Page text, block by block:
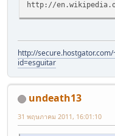
http://
http://
id=esguitar
undeath13
31 พฤษภาคม 2011, 16:01:10